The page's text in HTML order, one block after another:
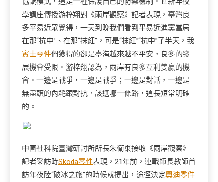
學講座傳授游梓翔對《兩岸觀察》記者表現，臺灣良
多平易近眾覺得，一天到晚我們看到平易近進黨當局
在那“抗中”、在那“抹紅”，可是“抹紅”“抗中”了半天，我
賓士零件們獲得的卻是臺海越來越不平安，良多的發
展機會受限。游梓翔認為，兩岸有良多互利雙贏的機
會。一邊是戰爭，一邊是戰爭；一邊是對話，一邊是
無盡頭的內耗跟對抗，該選哪一條路，這長短常明確
的。
中國社科院臺灣研討所所長朱衛東接收《兩岸觀察》
記者采訪時Skoda零件表現，21年前，連戰師長教師首
訪年夜陸“破冰之旅”的時候就提出，途徑決定奧迪零件